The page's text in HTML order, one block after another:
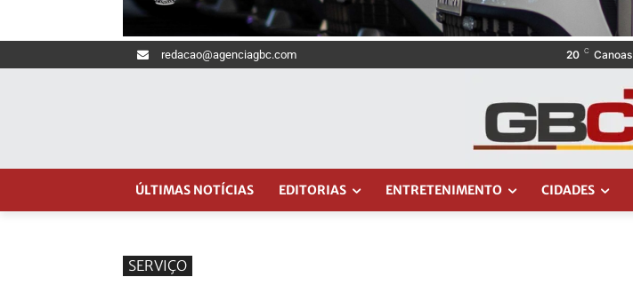
redacao@agenciagbc.com 20 C Canoas
ÚLTIMAS NOTÍCIAS EDITORIAS ENTRETENIMENTO CIDADES
SERVIÇO